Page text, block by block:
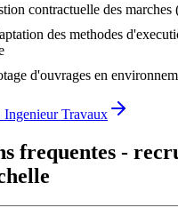
contractuelle des
des methodes
d'ouvrages en
Ingenieur Travaux
frequentes -